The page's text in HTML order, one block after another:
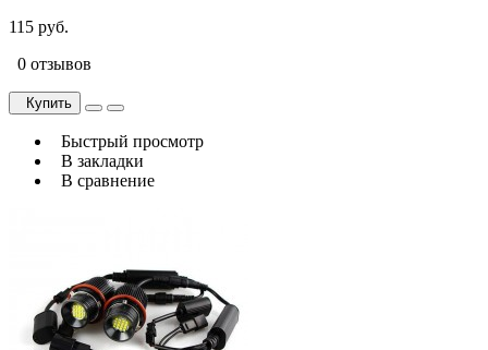
115 руб.
0 отзывов
Купить
Быстрый просмотр
В закладки
В сравнение